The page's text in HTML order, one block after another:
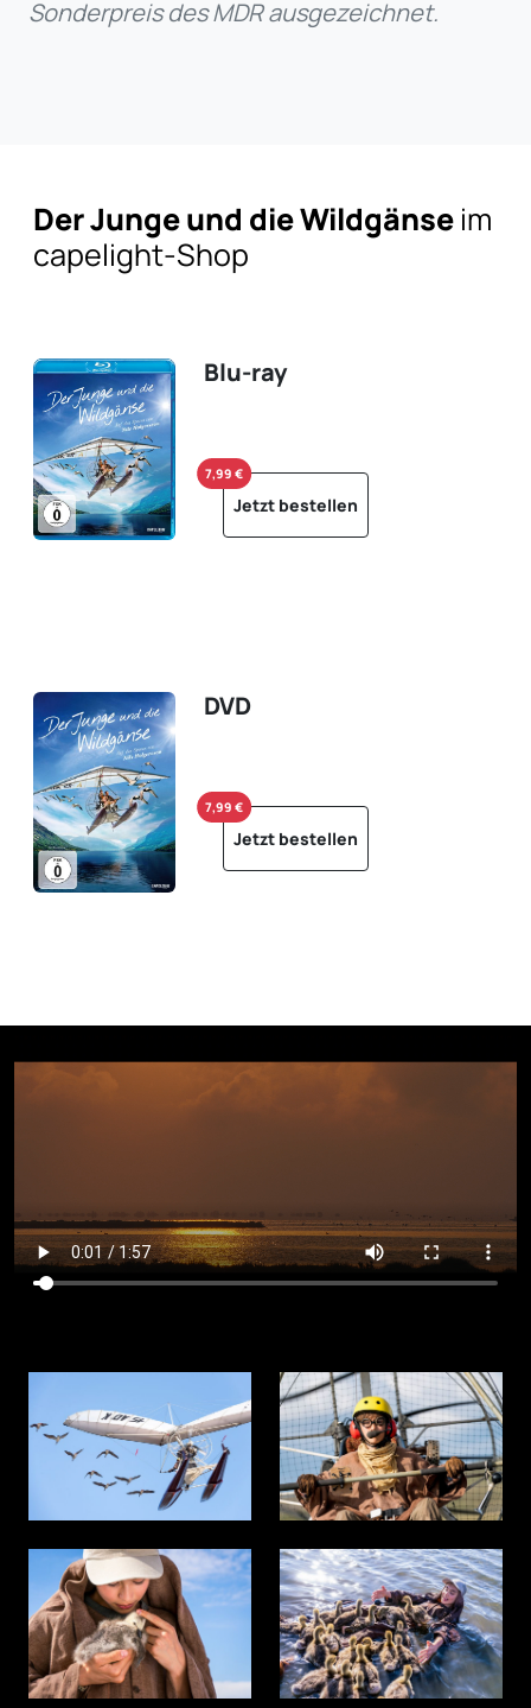
Sonderpreis des MDR ausgezeichnet.
Der Junge und die Wildgänse im
capelight-Shop
Blu-ray
Jetzt bestellen
7,99 €
DVD
Jetzt bestellen
7,99 €